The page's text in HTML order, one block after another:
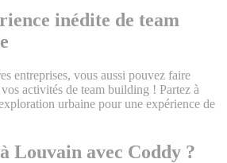
inédite de team
entreprises, vous aussi pouvez faire
activités de team building ! Partez à
urbaine pour une expérience de
Louvain avec Coddy ?